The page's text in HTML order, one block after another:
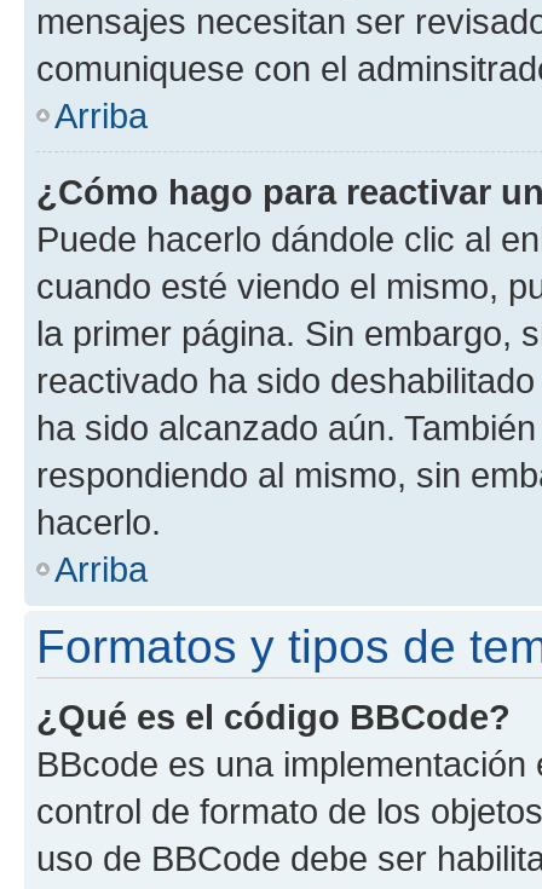
mensajes necesitan ser
comuniquese con el
Arriba
¿Cómo hago para reactivar
Puede hacerlo dándole clic al
cuando esté viendo el mismo,
la primer página. Sin embargo,
reactivado ha sido
ha sido alcanzado aún.
respondiendo al mismo, sin
hacerlo.
Arriba
Formatos y tipos de
¿Qué es el código BBCode?
BBcode es una
control de formato de los
uso de BBCode debe ser